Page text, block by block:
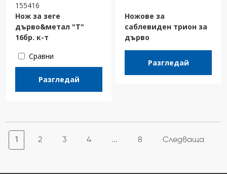
155416
Нож за зеге
дърво&метал "T"
16бр. к-т
Сравни
Разгледай
Ножове за
саблевиден трион за
дърво
Разгледай
1 2 3 4 ... 8 Следваща